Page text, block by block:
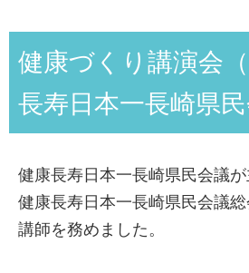
健康づくり講演会
長寿日本一長崎県民
健康長寿日本一長崎県民会議
健康長寿日本一長崎県民会議総
講師を務めました。